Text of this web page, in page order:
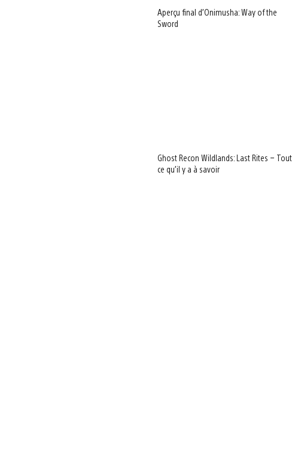
Aperçu final d’Onimusha: Way of the
Sword
Ghost Recon Wildlands: Last Rites – Tout
ce qu’il y a à savoir